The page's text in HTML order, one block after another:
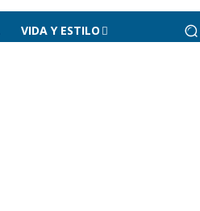
VIDA Y ESTILO